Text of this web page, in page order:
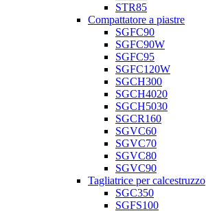
STR85
Compattatore a piastre
SGFC90
SGFC90W
SGFC95
SGFC120W
SGCH300
SGCH4020
SGCH5030
SGCR160
SGVC60
SGVC70
SGVC80
SGVC90
Tagliatrice per calcestruzzo
SGC350
SGFS100